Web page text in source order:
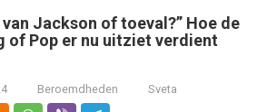
Jackson of toeval?” Hoe de
of Pop er nu uitziet verdient
Beroemdheden Sveta